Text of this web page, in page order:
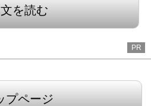
を読む
PR
プページ